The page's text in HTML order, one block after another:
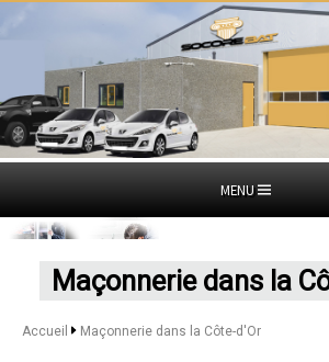
MENU
Maçonnerie dans la
Accueil Maçonnerie dans la Côte-d'Or